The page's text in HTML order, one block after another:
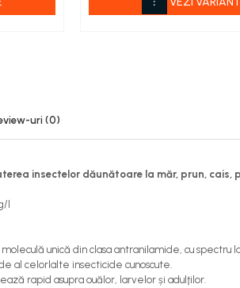
uri (0)
insectelor dăunătoare la măr, prun, cais,
l
unică din clasa antranilamide, cu
al celorlalte insecticide cunoscute.
rapid asupra ouălor, larvelor și adulţilor.